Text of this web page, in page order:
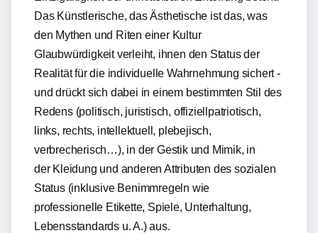
Das Künstlerische, das Ästhetische ist das, was
den Mythen und Riten einer Kultur
Glaubwürdigkeit verleiht, ihnen den Status der
Realität für die individuelle Wahrnehmung sichert -
und drückt sich dabei in einem bestimmten Stil des
Redens (politisch, juristisch, offiziellpatriotisch,
links, rechts, intellektuell, plebejisch,
verbrecherisch…), in der Gestik und Mimik, in
der Kleidung und anderen Attributen des sozialen
Status (inklusive Benimmregeln wie
professionelle Etikette, Spiele, Unterhaltung,
Lebensstandards u. A.) aus.